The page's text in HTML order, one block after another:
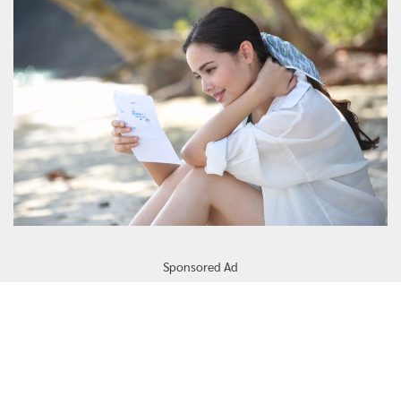
Sponsored Ad